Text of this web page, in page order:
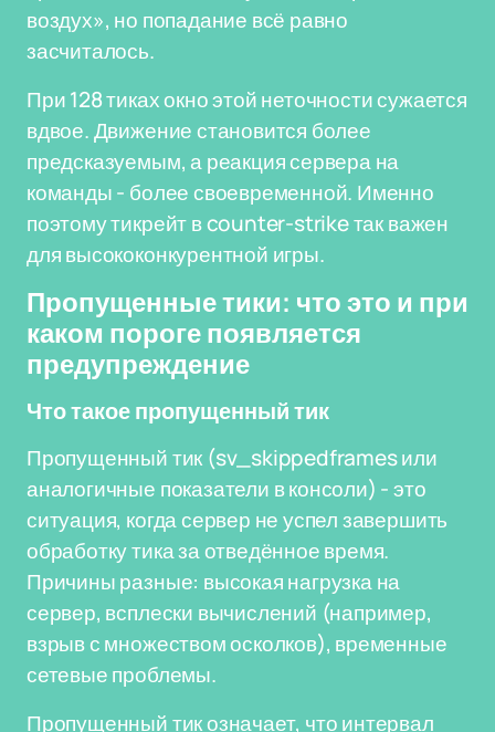
воздух», но попадание всё равно
засчиталось.
При 128 тиках окно этой неточности сужается
вдвое. Движение становится более
предсказуемым, а реакция сервера на
команды - более своевременной. Именно
поэтому тикрейт в counter-strike так важен
для высококонкурентной игры.
Пропущенные тики: что это и при
каком пороге появляется
предупреждение
Что такое пропущенный тик
Пропущенный тик (sv_skippedframes или
аналогичные показатели в консоли) - это
ситуация, когда сервер не успел завершить
обработку тика за отведённое время.
Причины разные: высокая нагрузка на
сервер, всплески вычислений (например,
взрыв с множеством осколков), временные
сетевые проблемы.
Пропущенный тик означает, что интервал